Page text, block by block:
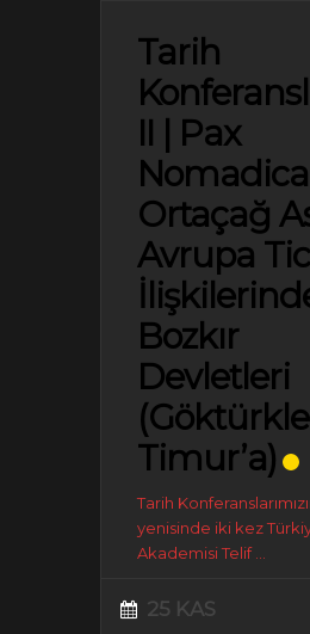
Tarih
II | Pax
Ortaçağ
Avrupa
Bozkır
Devletleri
Timur’a)
Tarih
yenisinde iki kez
Akademisi Telif
25 KAS